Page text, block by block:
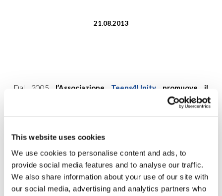
This website uses cookies
We use cookies to personalise content and ads, to
provide social media features and to analyse our traffic.
We also share information about your use of our site with
our social media, advertising and analytics partners who
21.08.2013
Dal 2005 l’Associazione Teens4Unitypromuove il
, rivolto ai ragazzi bisognosi
in uno dei quartieri più popolati e poveri di Bobo-Dioulasso
tra ragazzi del Nord e Sud del mondo
Grazie ad un gruppo di volontari, nel 2005 è nato un
“doposcuola”con lezioni di sostegno scolastico e
formazione umana e sociale per alcuni ragazzi.
Essi avevano anche la possibilità di consumare un pasto che